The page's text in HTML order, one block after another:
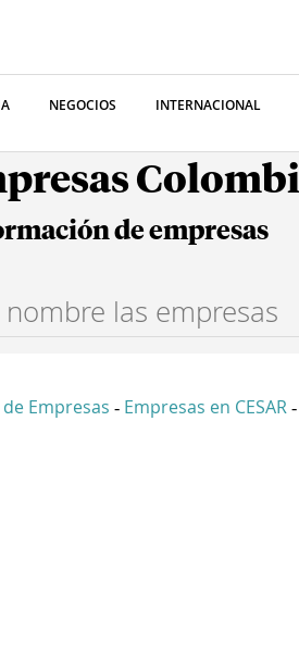
NEGOCIOS INTERNACIONAL
de empresas
Empresas - Empresas en CESAR -